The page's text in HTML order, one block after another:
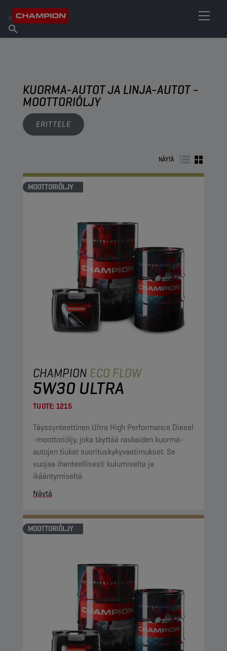
Tietoa Championista
Etsi myyntipiste
KUORMA-AUTOT JA LINJA-AUTOT -
MOOTTORIÖLJY
ERITTELE
NÄYTÄ
MOOTTORIÖLJY
CHAMPION ECO FLOW
5W30 ULTRA
TUOTE: 1215
Täyssynteettinen Ultra High Performance Diesel
-moottoriöljy, joka täyttää raskaiden kuorma-
autojen tiukat suorituskykyvaatimukset. Se
suojaa ihanteellisesti kulumiselta ja
ikääntymiseltä.
Näytä
MOOTTORIÖLJY